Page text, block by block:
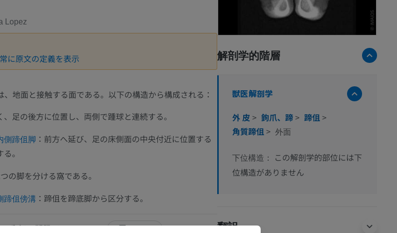
Lopez
常に原文の定義を表示
、地面と接触する面である。以下の構造から構成される：
、足の後方に位置し、両側で踵球と連続する。
側蹄伹脚 ：前方へ延び、足の床側面の中央付近に位置する
。
つの脚を分ける窩である。
蹄伹傍溝 ：蹄伹を蹄底脚から区分する。
解剖学的階層
獣医解剖学
外 皮 > 鉤爪、蹄> 蹄伹 >
角質蹄伹 > 外面
下位構造：
この解剖学的部位には下
位構造がありません
翻訳